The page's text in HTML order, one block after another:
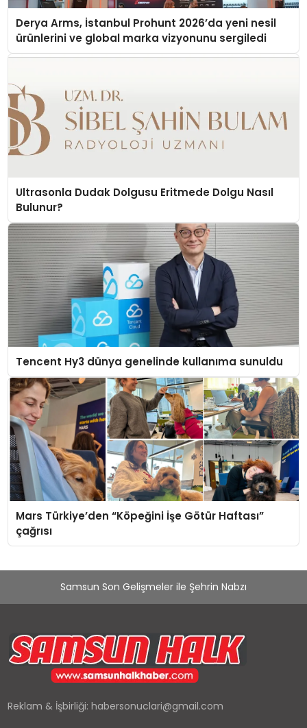
Derya Arms, İstanbul Prohunt 2026’da yeni nesil
ürünlerini ve global marka vizyonunu sergiledi
Ultrasonla Dudak Dolgusu Eritmede Dolgu Nasıl
Bulunur?
Tencent Hy3 dünya genelinde kullanıma sunuldu
Mars Türkiye’den “Köpeğini İşe Götür Haftası”
çağrısı
Samsun Son Gelişmeler ile Şehrin Nabzı
Reklam & İşbirliği:habersonuclari@gmail.com